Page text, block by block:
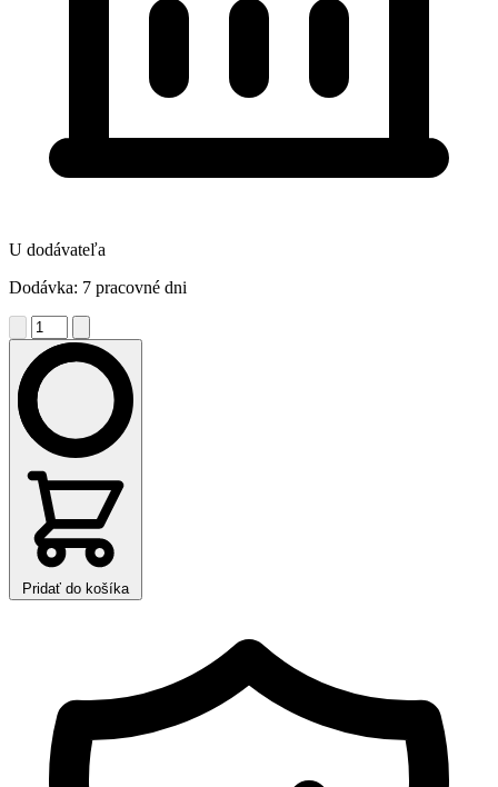
U dodávateľa
Dodávka: 7 pracovné dni
Pridať do košíka